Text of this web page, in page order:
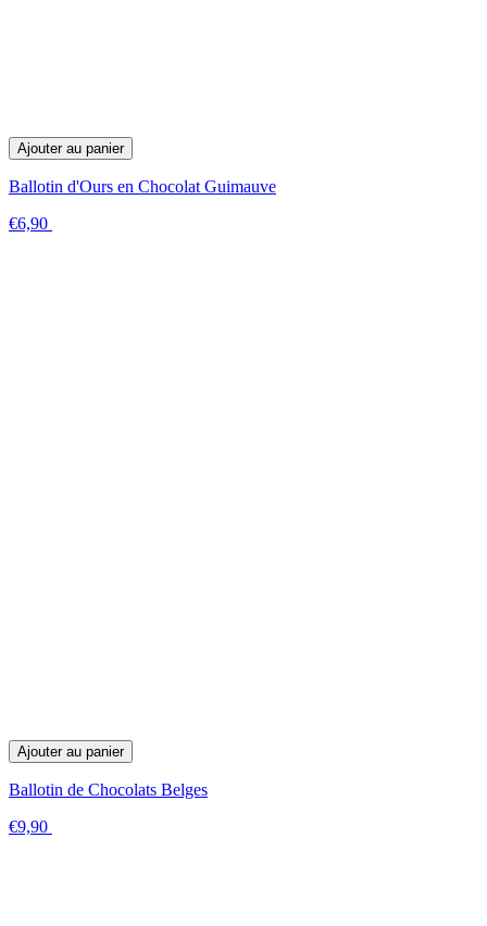
Ajouter au panier
Ballotin d'Ours en Chocolat Guimauve
€6,90
Ajouter au panier
Ballotin de Chocolats Belges
€9,90